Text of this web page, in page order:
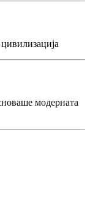
модерната